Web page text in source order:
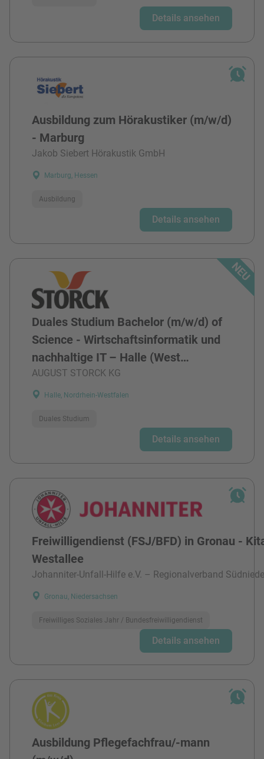
Details ansehen
Ausbildung zum Hörakustiker (m/w/d)
- Marburg
Jakob Siebert Hörakustik GmbH
Marburg, Hessen
Ausbildung
Details ansehen
Duales Studium Bachelor (m/w/d) of
Science - Wirtschaftsinformatik und
nachhaltige IT – Halle (West…
AUGUST STORCK KG
Halle, Nordrhein-Westfalen
Duales Studium
Details ansehen
Freiwilligendienst (FSJ/BFD) in Gronau -
Westallee
Johanniter-Unfall-Hilfe e.V. – Regionalverband
Gronau, Niedersachsen
Freiwilliges Soziales Jahr / Bundesfreiwilligendienst
Details ansehen
Ausbildung Pflegefachfrau/-mann